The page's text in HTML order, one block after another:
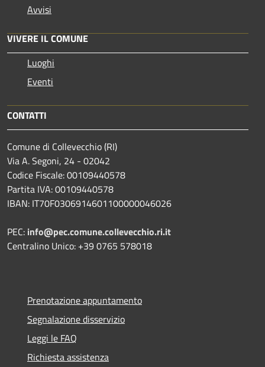
Avvisi
VIVERE IL COMUNE
Luoghi
Eventi
CONTATTI
Comune di Collevecchio (RI)
Via A. Segoni, 24 - 02042
Codice Fiscale: 00109440578
Partita IVA: 00109440578
IBAN: IT70F0306914601100000046026
PEC: info@pec.comune.collevecchio.ri.it
Centralino Unico: +39 0765 578018
Prenotazione appuntamento
Segnalazione disservizio
Leggi le FAQ
Richiesta assistenza